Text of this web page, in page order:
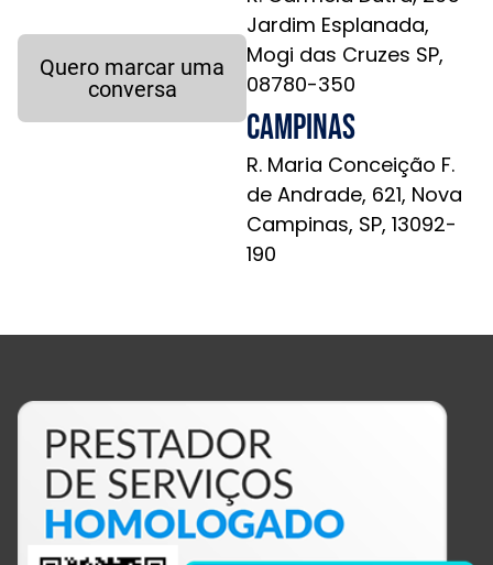
Quero marcar uma
conversa
Jardim Esplanada,
Mogi das Cruzes SP,
08780-350
Campinas
R. Maria Conceição F.
de Andrade, 621, Nova
Campinas, SP, 13092-
190